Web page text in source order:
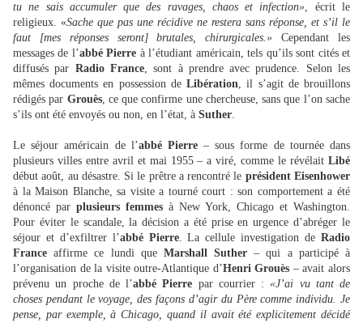
tu ne sais accumuler que des ravages, chaos et infection», écrit le
religieux. «Sache que pas une récidive ne restera sans réponse, et s’il le
faut [mes réponses seront] brutales, chirurgicales.» Cependant les
messages de l’abbé Pierre à l’étudiant américain, tels qu’ils sont cités et
diffusés par Radio France, sont à prendre avec prudence. Selon les
mêmes documents en possession deLibération, il s’agit de brouillons
rédigés par Grouès, ce que confirme une chercheuse, sans que l’on sache
s’ils ont été envoyés ou non, en l’état, à Suther.
Le séjour américain de l’abbé Pierre– sous forme de tournée dans
plusieurs villes entre avril et mai 1955 – a viré, comme le révélait Libé
début août, au désastre. Si le prêtre a rencontré le président Eisenhower
à la Maison Blanche, sa visite a tourné court : son comportement a été
dénoncé par plusieurs femmes à New York, Chicago et Washington.
Pour éviter le scandale, la décision a été prise en urgence d’abréger le
séjour et d’exfiltrer l’abbé Pierre. La cellule investigation deRadio
France affirme ce lundi que Marshall Suther – qui a participé à
l’organisation de la visite outre-Atlantique d’Henri Grouès – avait alors
prévenu un proche de l’abbé Pierre par courrier :«J’ai vu tant de
choses pendant le voyage, des façons d’agir du Père comme individu. Je
pense, par exemple, à Chicago, quand il avait été explicitement décidé